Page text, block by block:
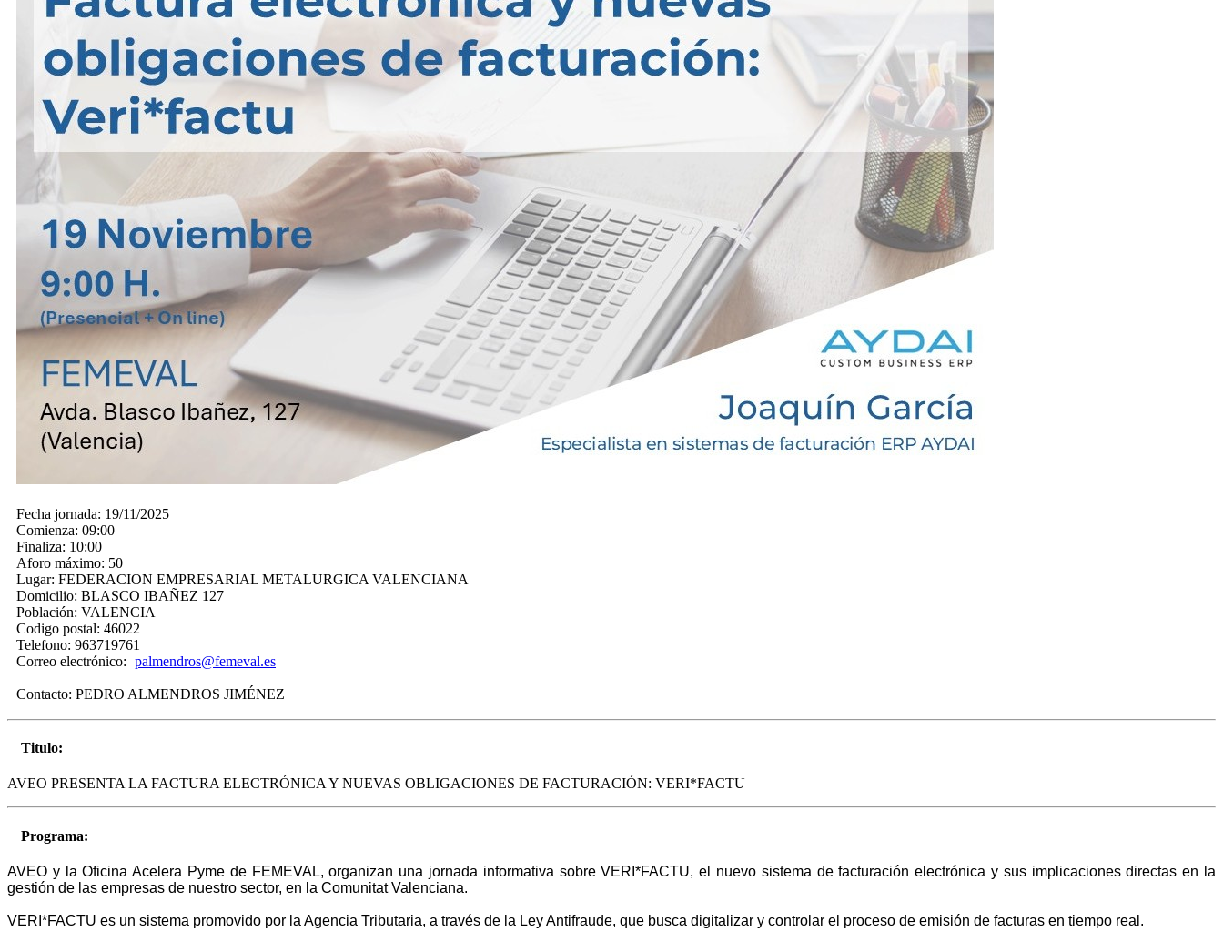
Fecha jornada: 19/11/2025
Comienza: 09:00
Finaliza: 10:00
Aforo máximo: 50
Lugar: FEDERACION EMPRESARIAL METALURGICA VALENCIANA
Domicilio: BLASCO IBAÑEZ 127
Población: VALENCIA
Codigo postal: 46022
Telefono: 963719761
Correo electrónico: palmendros@femeval.es
Contacto: PEDRO ALMENDROS JIMÉNEZ
Titulo:
AVEO PRESENTA LA FACTURA ELECTRÓNICA Y NUEVAS OBLIGACIONES DE FACTURACIÓN: VERI*FACTU
Programa:
AVEO y la Oficina Acelera Pyme de FEMEVAL, organizan una jornada informativa sobre VERI*FACTU, el nuevo sistema de facturación electrónica y sus implicaciones directas en la
gestión de las empresas de nuestro sector, en la Comunitat Valenciana.
VERI*FACTU es un sistema promovido por la Agencia Tributaria, a través de la Ley Antifraude, que busca digitalizar y controlar el proceso de emisión de facturas en tiempo real.